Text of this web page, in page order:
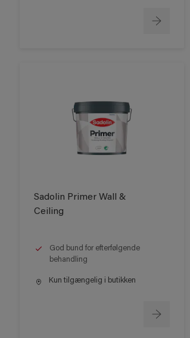
Sadolin Primer Wall &
Ceiling
God bund for efterfølgende
behandling
Kun tilgængelig i butikken